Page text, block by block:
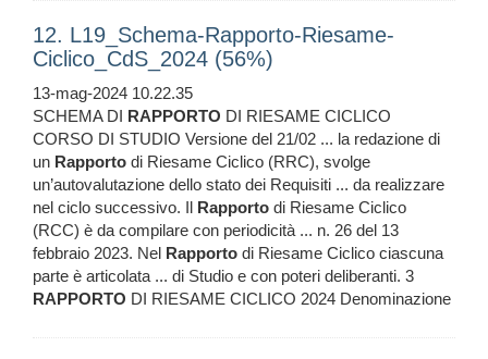
12. L19_Schema-Rapporto-Riesame-
Ciclico_CdS_2024 (56%)
13-mag-2024 10.22.35
SCHEMA DI RAPPORTO DI RIESAME CICLICO
CORSO DI STUDIO Versione del 21/02 ... la redazione di
un Rapporto di Riesame Ciclico (RRC), svolge
un’autovalutazione dello stato dei Requisiti ... da realizzare
nel ciclo successivo. Il Rapporto di Riesame Ciclico
(RCC) è da compilare con periodicità ... n. 26 del 13
febbraio 2023. Nel Rapporto di Riesame Ciclico ciascuna
parte è articolata ... di Studio e con poteri deliberanti. 3
RAPPORTO DI RIESAME CICLICO 2024 Denominazione